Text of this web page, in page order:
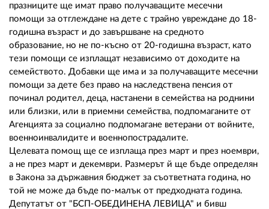
празниците ще имат право получаващите месечни
помощи за отглеждане на дете с трайно увреждане до 18-
годишна възраст и до завършване на средното
образование, но не по-късно от 20-годишна възраст, като
тези помощи се изплащат независимо от доходите на
семейството. Добавки ще има и за получаващите месечни
помощи за дете без право на наследствена пенсия от
починал родител, деца, настанени в семейства на роднини
или близки, или в приемни семейства, подпомаганите от
Агенцията за социално подпомагане ветерани от войните,
военноинвалидите и военнопострадалите.
Целевата помощ ще се изплаща през март и през ноември,
а не през март и декември. Размерът й ще бъде определян
в Закона за държавния бюджет за съответната година, но
той не може да бъде по-малък от предходната година.
Депутатът от "БСП-ОБЕДИНЕНА ЛЕВИЦА" и бивш